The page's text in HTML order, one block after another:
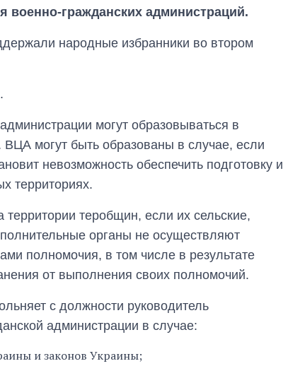
военно-гражданских администраций.
народные избранники во втором
могут образовываться в
могут быть образованы в случае, если
невозможность обеспечить подготовку и
территориях.
теробщин, если их сельские,
органы не осуществляют
полномочия, в том числе в результате
от выполнения своих полномочий.
с должности руководитель
администрации в случае:
и законов Украины;
Восемь
ударов по Украине
за лето: Киев и
область стали
главной целью рф